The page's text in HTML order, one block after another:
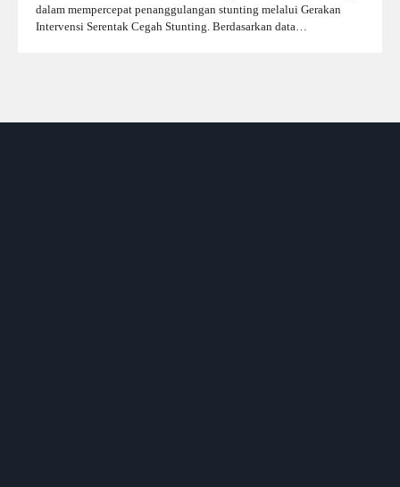
dalam mempercepat penanggulangan stunting melalui Gerakan
Intervensi Serentak Cegah Stunting. Berdasarkan data…